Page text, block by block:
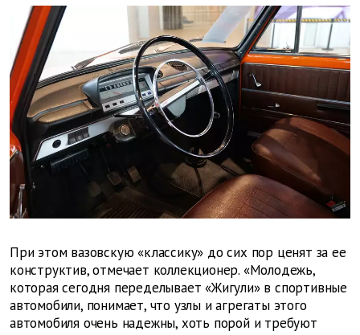
При этом вазовскую «классику» до сих пор ценят за ее
конструктив, отмечает коллекционер. «Молодежь,
которая сегодня переделывает «Жигули» в спортивные
автомобили, понимает, что узлы и агрегаты этого
автомобиля очень надежны, хоть порой и требуют